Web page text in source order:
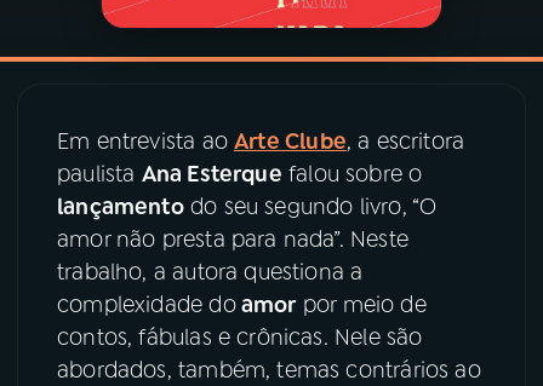
PODCASTS
07 ÚLTIMAS
08PRÊMIO RÁDIO MEC
ACOMPANHE A RÁDIO MEC
Em entrevista aoArte Clube, a escritora
paulista Ana Esterque falou sobre o
lançamentodo seu segundo livro, “O
amor não presta para nada”. Neste
trabalho, a autora questiona a
complexidade doamorpor meio de
contos, fábulas e crônicas. Nele são
abordados, também, temas contrários ao